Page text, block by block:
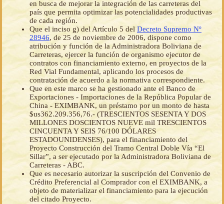
en busca de mejorar la integración de las carreteras del
país que permita optimizar las potencialidades productivas
de cada región.
Que el inciso g) del Artículo 5 del Decreto Supremo Nº
28946, de 25 de noviembre de 2006, dispone como
atribución y función de la Administradora Boliviana de
Carreteras, ejercer la función de organismo ejecutor de
contratos con financiamiento externo, en proyectos de la
Red Vial Fundamental, aplicando los procesos de
contratación de acuerdo a la normativa correspondiente.
Que en este marco se ha gestionado ante el Banco de
Exportaciones - Importaciones de la República Popular de
China - EXIMBANK, un préstamo por un monto de hasta
$us362.209.356,76.- (TRESCIENTOS SESENTA Y DOS
MILLONES DOSCIENTOS NUEVE mil TRESCIENTOS
CINCUENTA Y SEIS 76/100 DÓLARES
ESTADOUNIDENSES), para el financiamiento del
Proyecto Construcción del Tramo Central Doble Vía “El
Sillar”, a ser ejecutado por la Administradora Boliviana de
Carreteras - ABC.
Que es necesario autorizar la suscripción del Convenio de
Crédito Preferencial al Comprador con el EXIMBANK, a
objeto de materializar el financiamiento para la ejecución
del citado Proyecto.